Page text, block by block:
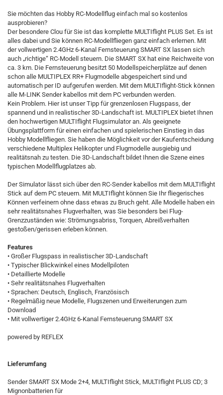
Sie möchten das Hobby RC-Modellflug einfach mal so kostenlos
ausprobieren?
Der besondere Clou für Sie ist das komplette MULTIflight PLUS Set. Es ist
alles dabei und Sie können RC-Modellfliegen ganz einfach erlernen. Mit
der vollwertigen 2.4GHz 6-Kanal Fernsteuerung SMART SX lassen sich
auch „richtige“ RC-Modell steuern. Die SMART SX hat eine Reichweite von
ca. 3 km. Die Fernsteuerung besitzt 50 Modellspeicherplätze auf denen
schon alle MULTIPLEX RR+ Flugmodelle abgespeichert sind und
automatisch per ID aufgerufen werden. Mit dem MULTIflight-Stick können
alle M-LINK Sender kabellos mit dem PC verbunden werden.
Kein Problem. Hier ist unser Tipp für grenzenlosen Flugspass, der
spannend und in realistischer 3D-Landschaft ist. MULTIPLEX bietet Ihnen
den hochwertigen MULTIflight Flugsimulator an. Als geeignete
Übungsplattform für einen einfachen und spielerischen Einstieg in das
Hobby Modellfliegen. Sie haben die Möglichkeit vor der Kaufentscheidung
verschiedene Multiplex Helikopter und Flugmodelle ausgiebig und
realitätsnah zu testen. Die 3D-Landschaft bildet Ihnen die Szene eines
typischen Modellflugplatzes ab.
Der Simulator lässt sich über den RC-Sender kabellos mit dem MULTIflight
Stick auf dem PC steuern. Mit MULTIflight können Sie Ihr fliegerisches
Können verfeinern ohne dass etwas zu Bruch geht. Alle Modelle haben ein
sehr realitätsnahes Flugverhalten, was Sie besonders bei Flug-
Grenzzuständen wie: Strömungsabriss, Torquen, Abreißverhalten
gestoßen/gerissen erleben können.
Features
• Großer Flugspass in realistischer 3D-Landschaft
• Typischer Blickwinkel eines Modellpiloten
• Detaillierte Modelle
• Sehr realitätsnahes Flugverhalten
• Sprachen: Deutsch, Englisch, Französisch
• Regelmäßig neue Modelle, Flugszenen und Erweiterungen zum
Download
• Mit vollwertiger 2.4GHz 6-Kanal Fernsteuerung SMART SX
powered by REFLEX
Lieferumfang
Sender SMART SX Mode 2+4, MULTIflight Stick, MULTIflight PLUS CD; 3
Mignonbatterien für